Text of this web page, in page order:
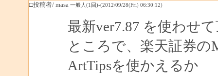
□投稿者/ masa 一般人(1回)-(2012/09/28(Fri) 06:30:12)
最新ver7.87 を使わせ
ところで、楽天証券の
ArtTipsを使かえるか